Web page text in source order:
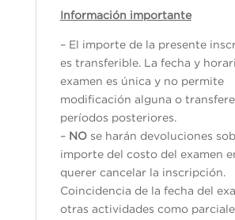
Información importante
– El importe de la presente
es transferible. La fecha y
examen es única y no permite
modificación alguna o
períodos posteriores.
– NOse harán devoluciones
importe del costo del examen
querer cancelar la inscripción.
Coincidencia de la fecha del
otras actividades como